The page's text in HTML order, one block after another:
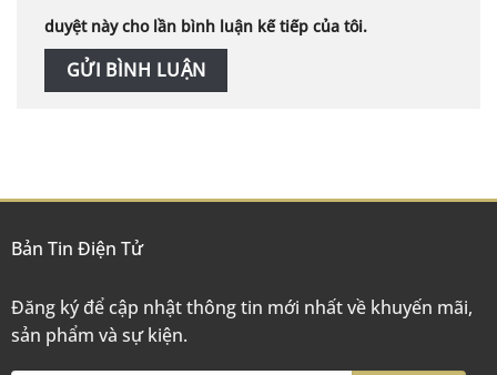
duyệt này cho lần bình luận kế tiếp của tôi.
Bản Tin Điện Tử
Đăng ký để cập nhật thông tin mới nhất về khuyến mãi,
sản phẩm và sự kiện.